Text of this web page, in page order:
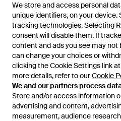
We store and access personal
unique identifiers, on your
tracking technologies. Selecting
consent will disable them. If
content and ads you see may not
can change your choices or
clicking the Cookie Settings link
more details, refer to ourCookie
We and our partners process
Store and/or access information
advertising and content,
measurement, audience
We store and access personal
unique identifiers, on your
tracking technologies. Selecting
consent will disable them. If
content and ads you see may not
can change your choices or
clicking the Cookie Settings link
more details, refer to ourCookie
We and our partners process
Store and/or access information
advertising and content,
measurement, audience
€ 12,99
ASOS
Ring Met Ingezette
Ambersteen - Wit
Van ASOS